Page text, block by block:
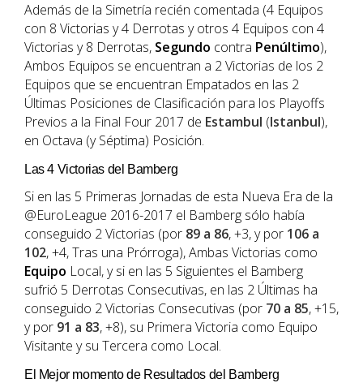
Además de la Simetría recién comentada (4 Equipos
con 8 Victorias y 4 Derrotas y otros 4 Equipos con 4
Victorias y 8 Derrotas, Segundo contra Penúltimo),
Ambos Equipos se encuentran a 2 Victorias de los 2
Equipos que se encuentran Empatados en las 2
Últimas Posiciones de Clasificación para los Playoffs
Previos a la Final Four 2017 de Estambul (Istanbul),
en Octava (y Séptima) Posición.
Las 4 Victorias del Bamberg
Si en las 5 Primeras Jornadas de esta Nueva Era de la
@EuroLeague 2016-2017 el Bamberg sólo había
conseguido 2 Victorias (por 89 a 86, +3, y por 106 a
102, +4, Tras una Prórroga), Ambas Victorias como
Equipo Local, y si en las 5 Siguientes el Bamberg
sufrió 5 Derrotas Consecutivas, en las 2 Últimas ha
conseguido 2 Victorias Consecutivas (por 70 a 85, +15,
y por 91 a 83, +8), su Primera Victoria como Equipo
Visitante y su Tercera como Local.
El Mejor momento de Resultados del Bamberg